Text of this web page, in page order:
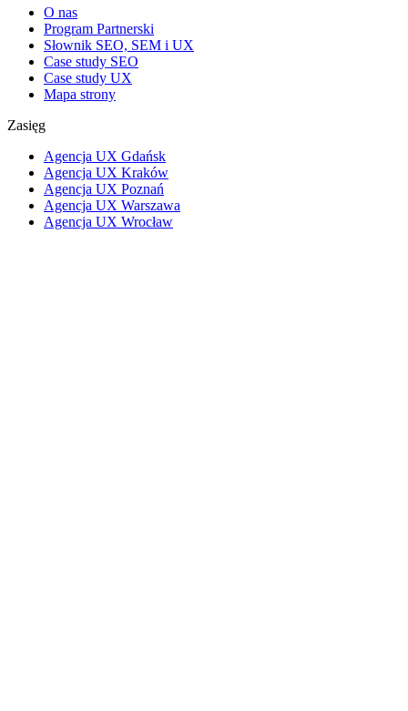
O nas
Program Partnerski
Słownik SEO, SEM i UX
Case study SEO
Case study UX
Mapa strony
Zasięg
Agencja UX Gdańsk
Agencja UX Kraków
Agencja UX Poznań
Agencja UX Warszawa
Agencja UX Wrocław